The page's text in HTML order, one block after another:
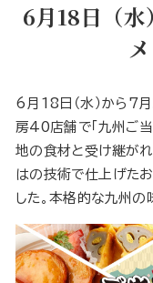
6月18日（
6月18日（水）から7
房40店舗で「九州ご当
地の食材と受け継が
はの技術で仕上げた
した。本格的な九州の